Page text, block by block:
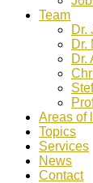
Team
Dr.
Dr.
Dr.
Areas of
Topics
Services
News
Contact